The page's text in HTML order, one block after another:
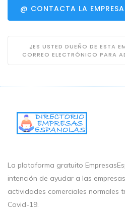
@ CONTACTA LA EMPRESA
¿ES USTED DUEÑO DE ESTA
CORREO ELECTRÓNICO PARA
La plataforma gratuito
intención de ayudar a las
actividades comerciales normales
Covid-19.